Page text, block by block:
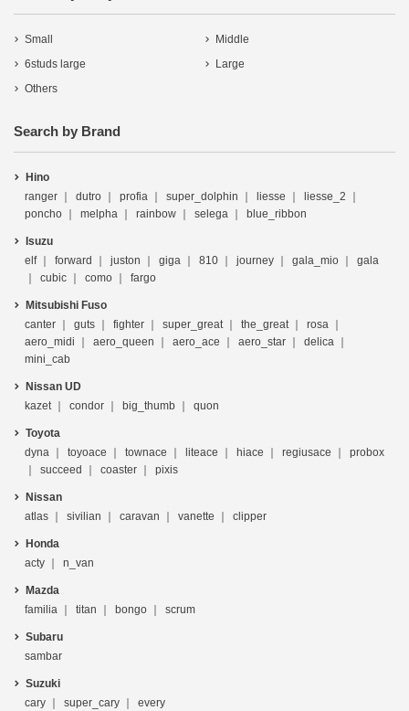
Small
Middle
6studs large
Large
Others
Search by Brand
Hino
ranger
dutro profia super_dolphin liesse
liesse_2
poncho
melpha rainbow selega blue_ribbon
Isuzu
elf
forward juston giga 810 journey gala_mio
gala
cubic
como fargo
Mitsubishi Fuso
canter
guts fighter super_great the_great
rosa
aero_midi
aero_queen aero_ace aero_star
delica
mini_cab
Nissan UD
kazet
condor big_thumb quon
Toyota
dyna
toyoace townace liteace hiace regiusace
probox
succeed
coaster pixis
Nissan
atlas
sivilian caravan vanette clipper
Honda
acty
n_van
Mazda
familia
titan bongo scrum
Subaru
sambar
Suzuki
cary
super_cary every